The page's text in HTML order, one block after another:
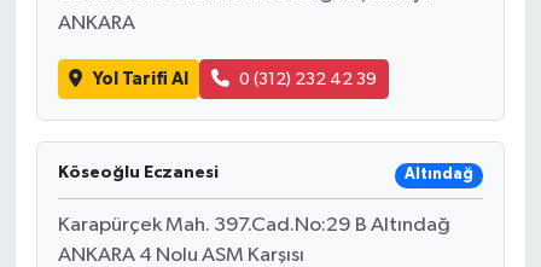
ANKARA
Yol Tarifi Al 0 (312) 232 42 39
Köseoğlu Eczanesi Altındağ
Karapürçek Mah. 397.Cad.No:29 B Altındağ
ANKARA 4 Nolu ASM Karşısı